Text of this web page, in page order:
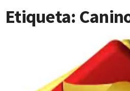
Etiqueta: